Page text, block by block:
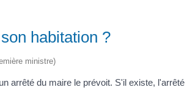
habitation ?
ministre)
arrêté du maire le prévoit. S'il existe,